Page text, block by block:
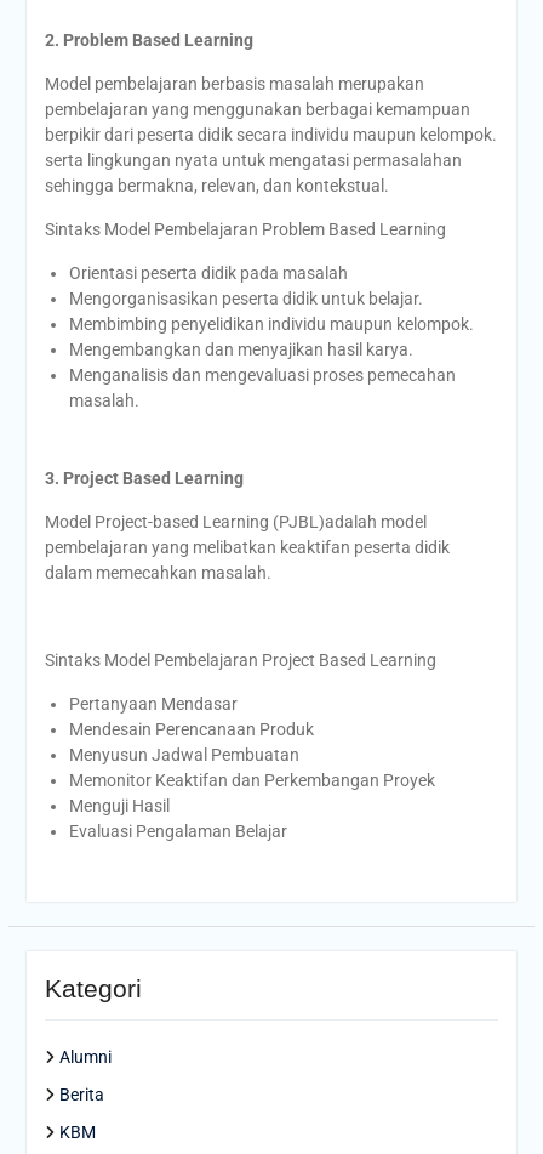
2. Problem Based Learning
Model pembelajaran berbasis masalah merupakan
pembelajaran yang menggunakan berbagai kemampuan
berpikir dari peserta didik secara individu maupun kelompok.
serta lingkungan nyata untuk mengatasi permasalahan
sehingga bermakna, relevan, dan kontekstual.
Sintaks Model Pembelajaran Problem Based Learning
Orientasi peserta didik pada masalah
Mengorganisasikan peserta didik untuk belajar.
Membimbing penyelidikan individu maupun kelompok.
Mengembangkan dan menyajikan hasil karya.
Menganalisis dan mengevaluasi proses pemecahan
masalah.
3. Project Based Learning
Model Project-based Learning (PJBL)adalah model
pembelajaran yang melibatkan keaktifan peserta didik
dalam memecahkan masalah.
Sintaks Model Pembelajaran Project Based Learning
Pertanyaan Mendasar
Mendesain Perencanaan Produk
Menyusun Jadwal Pembuatan
Memonitor Keaktifan dan Perkembangan Proyek
Menguji Hasil
Evaluasi Pengalaman Belajar
Kategori
Alumni
Berita
KBM